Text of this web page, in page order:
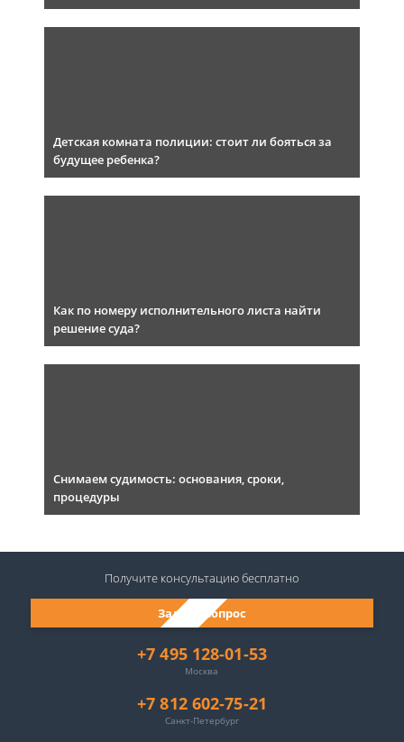
Детская комната полиции: стоит ли бояться за
будущее ребенка?
Как по номеру исполнительного листа найти
решение суда?
Снимаем судимость: основания, сроки,
процедуры
+7 495 128-01-53
Москва
+7 812 602-75-21
Санкт-Петербург
Задать вопрос
Получите консультациюбесплатно